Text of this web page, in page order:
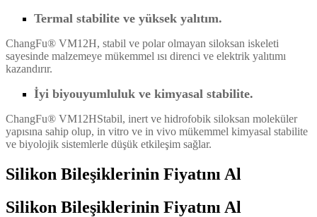
Termal stabilite ve yüksek yalıtım.
ChangFu® VM12H, stabil ve polar olmayan siloksan iskeleti
sayesinde malzemeye mükemmel ısı direnci ve elektrik yalıtımı
kazandırır.
İyi biyouyumluluk ve kimyasal stabilite.
ChangFu® VM12HStabil, inert ve hidrofobik siloksan moleküler
yapısına sahip olup, in vitro ve in vivo mükemmel kimyasal stabilite
ve biyolojik sistemlerle düşük etkileşim sağlar.
Silikon Bileşiklerinin Fiyatını Al
Silikon Bileşiklerinin Fiyatını Al